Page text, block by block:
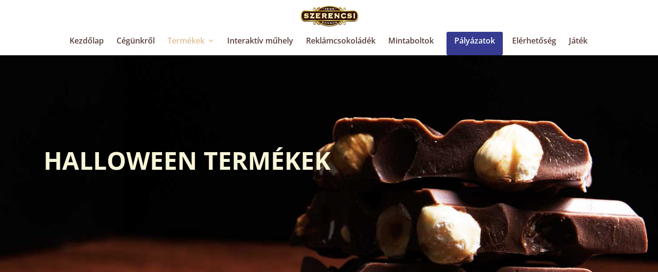
Kezdőlap Cégünkről Termékek Interaktív műhely Reklámcsokoládék Mintaboltok Pályázatok Elérhetőség Játék
HALLOWEEN TERMÉKEK